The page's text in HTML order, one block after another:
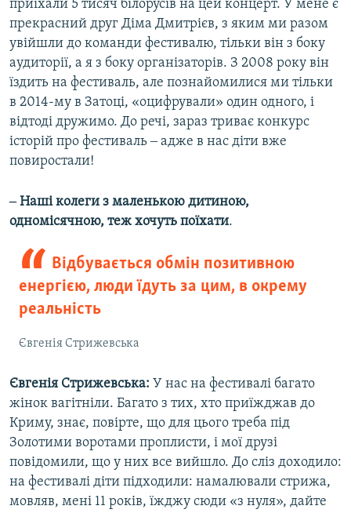
приїхали 5 тисяч білорусів на цей концерт. У мене є
прекрасний друг Діма Дмитрієв, з яким ми разом
увійшли до команди фестивалю, тільки він з боку
аудиторії, а я з боку організаторів. З 2008 року він
їздить на фестиваль, але познайомилися ми тільки
в 2014-му в Затоці, «оцифрували» один одного, і
відтоді дружимо. До речі, зараз триває конкурс
історій про фестиваль ‒ адже в нас діти вже
повиростали!
‒ Наші колеги з маленькою дитиною,
одномісячною, теж хочуть поїхати.
Відбувається обмін позитивною
енергією, люди їдуть за цим, в окрему
реальність
Євгенія Стрижевська
Євгенія Стрижевська: У нас на фестивалі багато
жінок вагітніли. Багато з тих, хто приїжджав до
Криму, знає, повірте, що для цього треба під
Золотими воротами проплисти, і мої друзі
повідомили, що у них все вийшло. До сліз доходило:
на фестивалі діти підходили: намалювали стрижа,
мовляв, мені 11 років, їжджу сюди «з нуля», дайте